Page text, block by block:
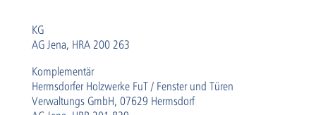
KG
AG Jena, HRA 200 263
Komplementär
Hermsdorfer Holzwerke FuT / Fenster und Türen
Verwaltungs GmbH, 07629 Hermsdorf